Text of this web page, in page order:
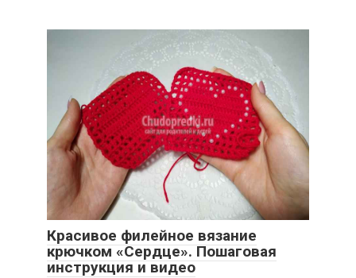
Красивое филейное вязание
крючком «Сердце». Пошаговая
инструкция и видео